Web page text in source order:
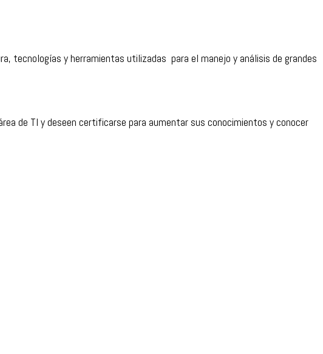
tecnologías y herramientas utilizadas para el manejo y análisis de grandes
de TI y deseen certificarse para aumentar sus conocimientos y conocer